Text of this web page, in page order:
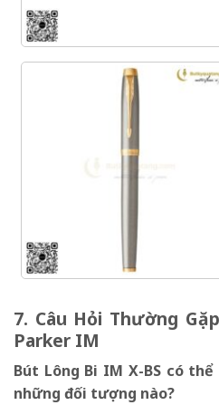
7. Câu Hỏi Thường
Parker IM
Bút Lông Bi IM X-BS có
những đối tượng nào?